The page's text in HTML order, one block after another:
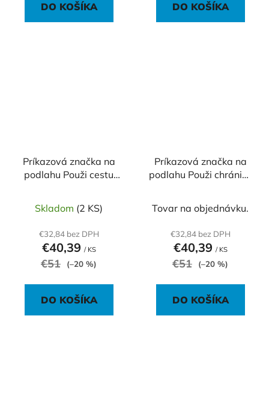
DO KOŠÍKA DO KOŠÍKA
Príkazová značka na
podlahu Použi cestu
Skladom (2 KS)
€32,84 bez DPH
€40,39 / KS
€51 (–20 %)
DO KOŠÍKA
Príkazová značka na
podlahu Použi chrániče
Tovar na objednávku.
€32,84 bez DPH
€40,39 / KS
€51 (–20 %)
DO KOŠÍKA